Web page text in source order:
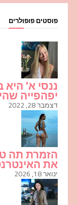
פוסטים פופולרים
ננסי א' היא
יפהפייה
דצמבר 28, 2022
הזמרת תה
את
ינואר 18, 2026